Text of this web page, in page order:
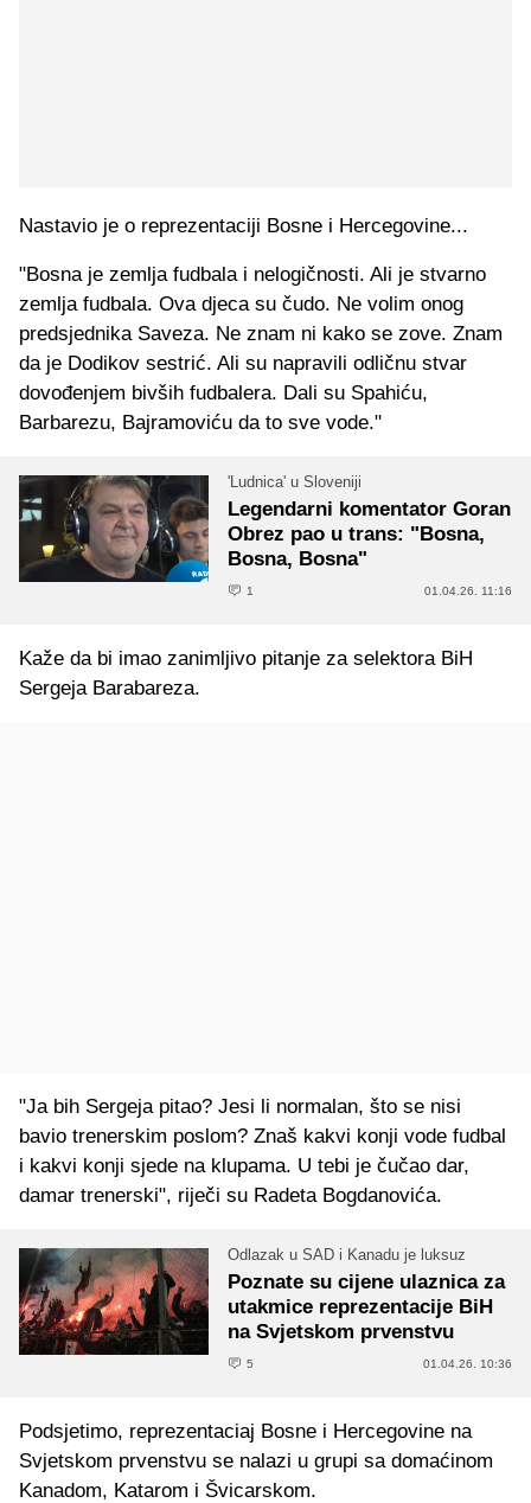
Nastavio je o reprezentaciji Bosne i Hercegovine...
"Bosna je zemlja fudbala i nelogičnosti. Ali je stvarno
zemlja fudbala. Ova djeca su čudo. Ne volim onog
predsjednika Saveza. Ne znam ni kako se zove. Znam
da je Dodikov sestrić. Ali su napravili odličnu stvar
dovođenjem bivših fudbalera. Dali su Spahiću,
Barbarezu, Bajramoviću da to sve vode."
'Ludnica' u Sloveniji
Legendarni komentator Goran
Obrez pao u trans: "Bosna,
Bosna, Bosna"
1 01.04.26. 11:16
Kaže da bi imao zanimljivo pitanje za selektora BiH
Sergeja Barabareza.
"Ja bih Sergeja pitao? Jesi li normalan, što se nisi
bavio trenerskim poslom? Znaš kakvi konji vode fudbal
i kakvi konji sjede na klupama. U tebi je čučao dar,
damar trenerski", riječi su Radeta Bogdanovića.
Odlazak u SAD i Kanadu je luksuz
Poznate su cijene ulaznica za
utakmice reprezentacije BiH
na Svjetskom prvenstvu
5 01.04.26. 10:36
Podsjetimo, reprezentaciaj Bosne i Hercegovine na
Svjetskom prvenstvu se nalazi u grupi sa domaćinom
Kanadom, Katarom i Švicarskom.